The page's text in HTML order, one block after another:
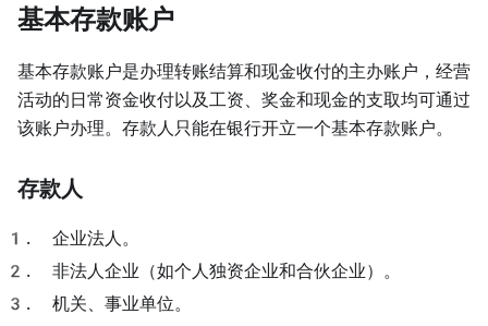
基本存款账户
基本存款账户是办理转账结算和现金收付的主办账户，经营
活动的日常资金收付以及工资、奖金和现金的支取均可通过
该账户办理。存款人只能在银行开立一个基本存款账户。
存款人
企业法人。
非法人企业（如个人独资企业和合伙企业）。
机关、事业单位。